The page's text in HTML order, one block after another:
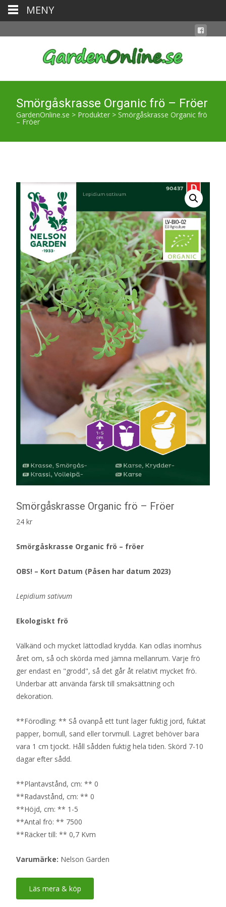
Smörgåskrasse Organic frö – Fröer
GardenOnline.se > Produkter > Smörgåskrasse Organic frö
– Fröer
Smörgåskrasse Organic frö – Fröer
24 kr
Smörgåskrasse Organic frö – fröer
OBS! – Kort Datum (Påsen har datum 2023)
Lepidium sativum
Ekologiskt frö
Välkänd och mycket lättodlad krydda. Kan odlas inomhus
året om, så och skörda med jämna mellanrum. Varje frö
ger endast en "grodd", så det går åt relativt mycket frö.
Underbar att använda färsk till smaksättning och
dekoration.
**Förodling: ** Så ovanpå ett tunt lager fuktig jord, fuktat
papper, bomull, sand eller torvmull. Lagret behöver bara
vara 1 cm tjockt. Håll sådden fuktig hela tiden. Skörd 7-10
dagar efter sådd.
**Plantavstånd, cm: ** 0
**Radavstånd, cm: ** 0
**Höjd, cm: ** 1-5
**Antal frö: ** 7500
**Räcker till: ** 0,7 Kvm
Varumärke: Nelson Garden
Läs mera & köp
MENY